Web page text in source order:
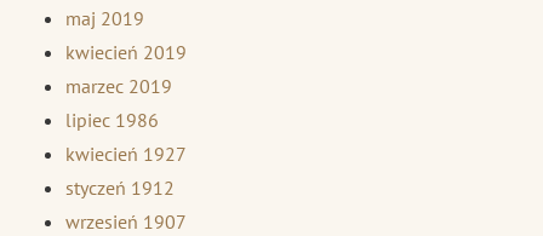
maj 2019
kwiecień 2019
marzec 2019
lipiec 1986
kwiecień 1927
styczeń 1912
wrzesień 1907